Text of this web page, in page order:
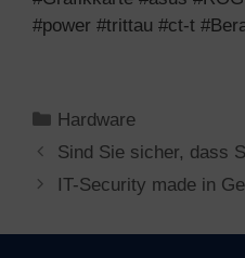
#power #trittau #ct-t
Kategorien
Hardware
Sind Sie sicher, dass
IT-Security made in